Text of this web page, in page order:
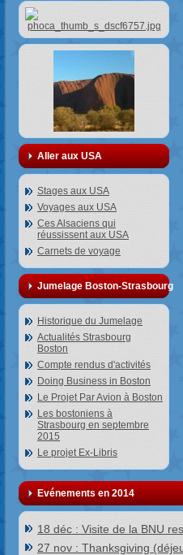
Aller aux USA
Stages aux USA
Voyages aux USA
Ces Alsaciens qui
réussissent aux USA
Carnets de voyage
Jumelage Boston-Strasbourg
Historique du Jumelage
Actualités Strasbourg
Boston
Compte rendus d'activités
Doing Business in Boston
Le Projet Par Avion à Boston
Les bostoniens à
Strasbourg en septembre
2015
Le projet Ex-Libris
Evénements en 2014
18 déc : Visite de la BNU
27 nov : Thanksgiving